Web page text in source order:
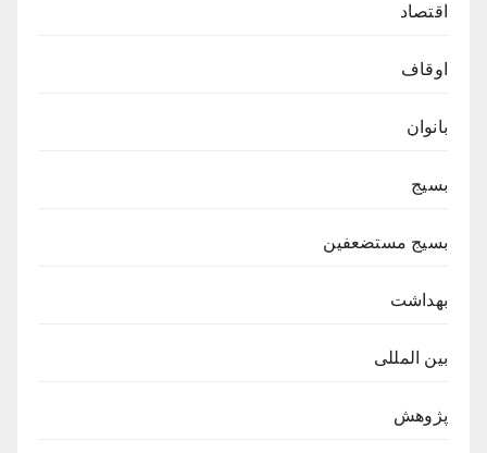
اقتصاد
اوقاف
بانوان
بسیج
بسیج مستضعفین
بهداشت
بین المللی
پژوهش